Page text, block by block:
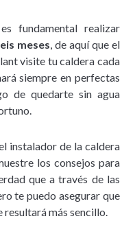
fundamental realizar
meses, de aquí que el
visite tu caldera cada
siempre en perfectas
de quedarte sin agua
instalador de la caldera
los consejos para
que a través de las
te puedo asegurar que
resultará más sencillo.